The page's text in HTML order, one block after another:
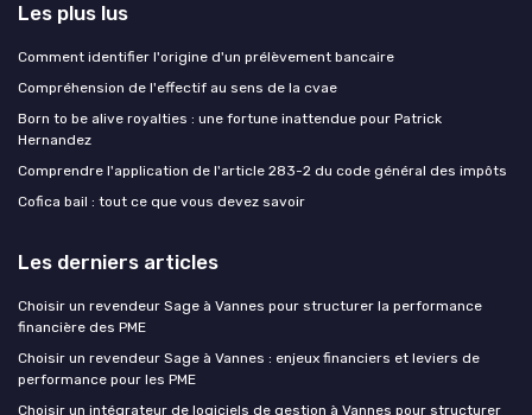
Les plus lus
Comment identifier l'origine d'un prélèvement bancaire
Compréhension de l'effectif au sens de la cvae
Born to be alive royalties : une fortune inattendue pour Patrick
Hernandez
Comprendre l'application de l'article 283-2 du code général des impôts
Cofica bail : tout ce que vous devez savoir
Les derniers articles
Choisir un revendeur Sage à Vannes pour structurer la performance
financière des PME
Choisir un revendeur Sage à Vannes : enjeux financiers et leviers de
performance pour les PME
Choisir un intégrateur de logiciels de gestion à Vannes pour structurer